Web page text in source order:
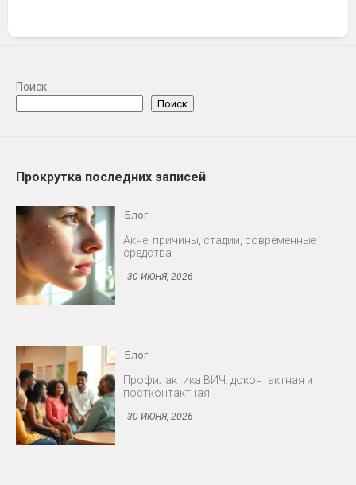
Поиск
Поиск
Прокрутка последних записей
Блог
Профилактика ВИЧ: доконтактная и
постконтактная
30 ИЮНЯ, 2026
Блог
Снижение либидо у мужчин и женщин